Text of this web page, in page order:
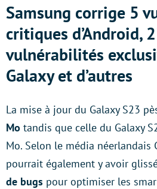
Samsung corrige 5
critiques d’Android,
vulnérabilités
Galaxy et d’autres
La mise à jour du Galaxy S23
Mo tandis que celle du Galaxy
Mo. Selon le média néerlandais
pourrait également y avoir
de bugs pour optimiser les